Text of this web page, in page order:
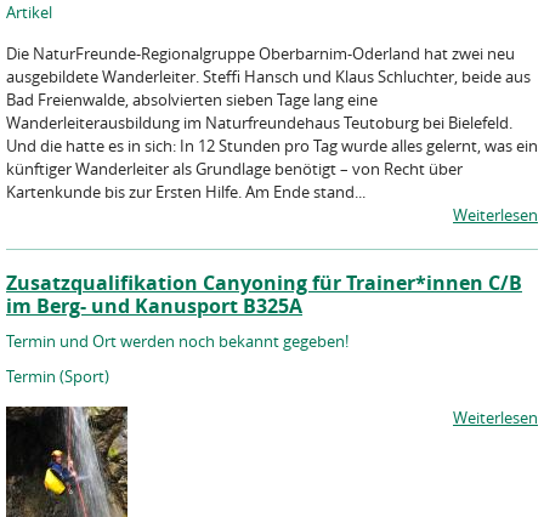
Artikel
Die NaturFreunde-Regionalgruppe Oberbarnim-Oderland hat zwei neu
ausgebildete Wanderleiter. Steffi Hansch und Klaus Schluchter, beide aus
Bad Freienwalde, absolvierten sieben Tage lang eine
Wanderleiterausbildung im Naturfreundehaus Teutoburg bei Bielefeld.
Und die hatte es in sich: In 12 Stunden pro Tag wurde alles gelernt, was ein
künftiger Wanderleiter als Grundlage benötigt – von Recht über
Kartenkunde bis zur Ersten Hilfe. Am Ende stand...
Weiterlesen
Zusatzqualifikation Canyoning für Trainer*innen C/B
im Berg- und Kanusport B325A
Termin und Ort werden noch bekannt gegeben!
Termin (Sport)
Weiterlesen